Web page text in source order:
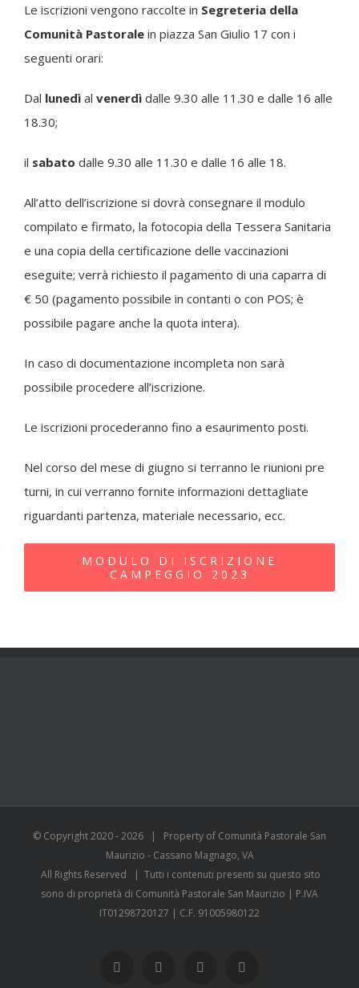
Le iscrizioni vengono raccolte in Segreteria della
Comunità Pastoralein piazza San Giulio 17 con i
seguenti orari:
Dal lunedìal venerdìdalle 9.30 alle 11.30 e dalle 16 alle
18.30;
il sabato dalle 9.30 alle 11.30 e dalle 16 alle 18.
All’atto dell’iscrizione si dovrà consegnare il modulo
compilato e firmato, la fotocopia della Tessera Sanitaria
e una copia della certificazione delle vaccinazioni
eseguite; verrà richiesto il pagamento di una caparra di
€ 50 (pagamento possibile in contanti o con POS; è
possibile pagare anche la quota intera).
In caso di documentazione incompleta non sarà
possibile procedere all’iscrizione.
Le iscrizioni procederanno fino a esaurimento posti.
Nel corso del mese di giugno si terranno le riunioni pre
turni, in cui verranno fornite informazioni dettagliate
riguardanti partenza, materiale necessario, ecc.
MODULO DI ISCRIZIONE
CAMPEGGIO 2023
© Copyright 2020 -2026 | Property of Comunità Pastorale San
Maurizio - Cassano Magnago, VA
All Rights Reserved | Tutti i contenuti presenti su questo sito
sono di proprietà di Comunità Pastorale San Maurizio | P.IVA
IT01298720127 | C.F. 91005980122
WhatsAppYouTube Instagram